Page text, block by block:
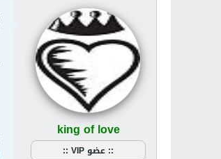
king of love
:: عضو VIP ::